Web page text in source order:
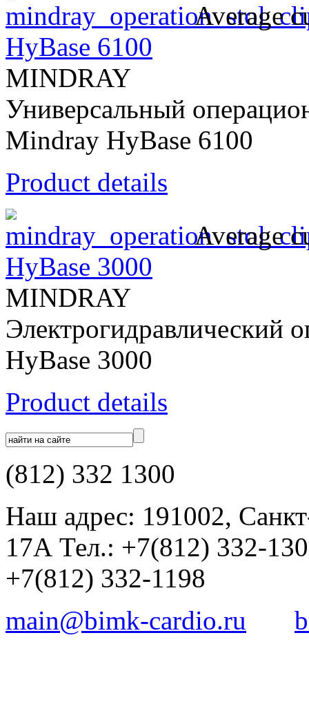
Average
HyBase 6100
MINDRAY
Универсальный
Mindray HyBase 6100
Product details
Average
HyBase 3000
MINDRAY
Электрогидравлический
HyBase 3000
Product details
(812) 332 1300
Наш адрес: 191002,
17А Тел.: +7(812) 332-
+7(812) 332-1198
main@bimk-cardio.ru